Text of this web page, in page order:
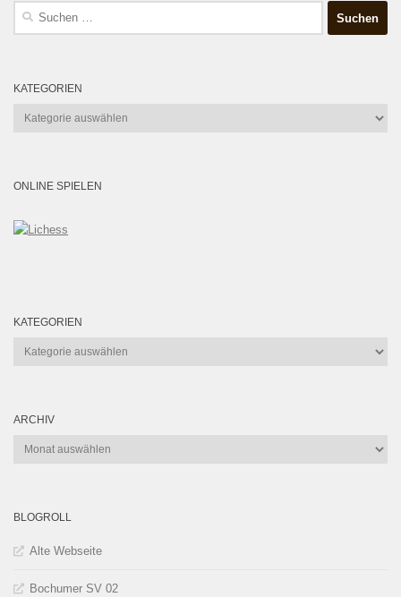
Suchen
KATEGORIEN
Kategorien
ONLINE SPIELEN
KATEGORIEN
Kategorien
ARCHIV
Archiv
BLOGROLL
Alte Webseite
Bochumer SV 02